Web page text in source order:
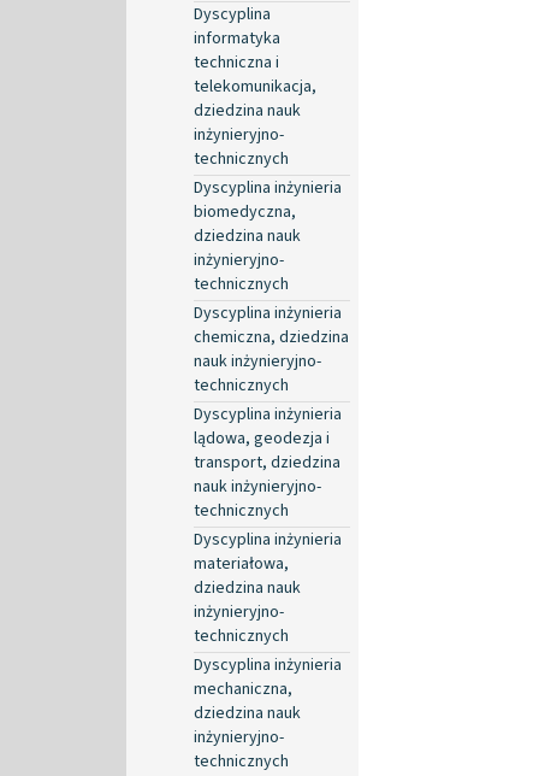
Dyscyplina
informatyka
techniczna i
telekomunikacja,
dziedzina nauk
inżynieryjno-
technicznych
Dyscyplina inżynieria
biomedyczna,
dziedzina nauk
inżynieryjno-
technicznych
Dyscyplina inżynieria
chemiczna, dziedzina
nauk inżynieryjno-
technicznych
Dyscyplina inżynieria
lądowa, geodezja i
transport, dziedzina
nauk inżynieryjno-
technicznych
Dyscyplina inżynieria
materiałowa,
dziedzina nauk
inżynieryjno-
technicznych
Dyscyplina inżynieria
mechaniczna,
dziedzina nauk
inżynieryjno-
technicznych